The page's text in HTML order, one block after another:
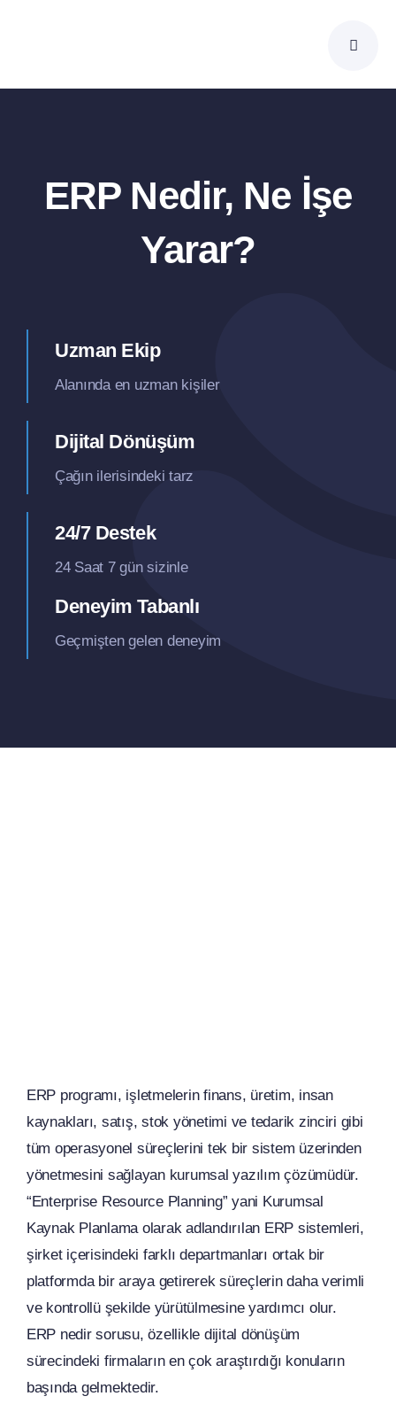
ERP Nedir, Ne İşe
Yarar?
Uzman Ekip
Alanında en uzman kişiler
Dijital Dönüşüm
Çağın ilerisindeki tarz
24/7 Destek
24 Saat 7 gün sizinle
Deneyim Tabanlı
Geçmişten gelen deneyim
ERP programı, işletmelerin finans, üretim, insan
kaynakları, satış, stok yönetimi ve tedarik zinciri gibi
tüm operasyonel süreçlerini tek bir sistem üzerinden
yönetmesini sağlayan kurumsal yazılım çözümüdür.
“Enterprise Resource Planning” yani Kurumsal
Kaynak Planlama olarak adlandırılan ERP sistemleri,
şirket içerisindeki farklı departmanları ortak bir
platformda bir araya getirerek süreçlerin daha verimli
ve kontrollü şekilde yürütülmesine yardımcı olur.
ERP nedir sorusu, özellikle dijital dönüşüm
sürecindeki firmaların en çok araştırdığı konuların
başında gelmektedir.